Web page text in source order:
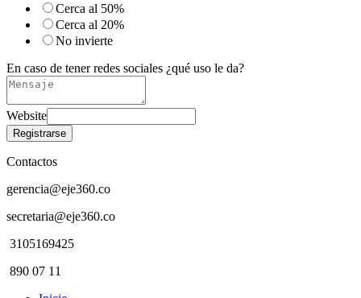
Cerca al 50%
Cerca al 20%
No invierte
En caso de tener redes sociales ¿qué uso le da?
Website
Registrarse
Contactos
gerencia@eje360.co
secretaria@eje360.co
3105169425
890 07 11